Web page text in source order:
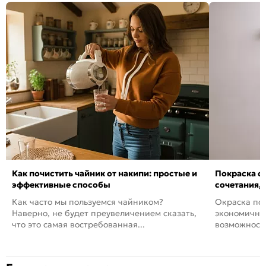
Как почистить чайник от накипи: простые и
эффективные способы
Как часто мы пользуемся чайником?
Наверно, не будет преувеличением сказать,
что это самая востребованная...
Покраска
сочетания,
Окраска